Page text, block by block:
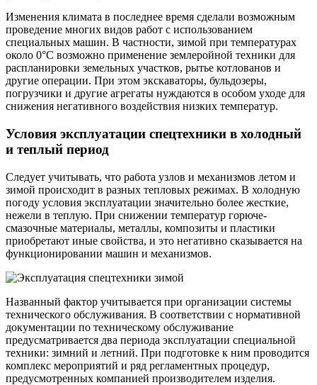
Изменения климата в последнее время сделали возможным
проведение многих видов работ с использованием
специальных машин. В частности, зимой при температурах
около 0°C возможно применение землеройной техники для
распланировки земельных участков, рытье котлованов и
другие операции. При этом экскаваторы, бульдозеры,
погрузчики и другие агрегаты нуждаются в особом уходе для
снижения негативного воздействия низких температур.
Условия эксплуатации спецтехники в холодный
и теплый период
Следует учитывать, что работа узлов и механизмов летом и
зимой происходит в разных тепловых режимах. В холодную
погоду условия эксплуатации значительно более жесткие,
нежели в теплую. При снижении температур горюче-
смазочные материалы, металлы, композиты и пластики
приобретают иные свойства, и это негативно сказывается на
функционировании машин и механизмов.
Названный фактор учитывается при организации системы
технического обслуживания. В соответствии с нормативной
документации по техническому обслуживание
предусматривается два периода эксплуатации специальной
техники: зимний и летний. При подготовке к ним проводится
комплекс мероприятий и ряд регламентных процедур,
предусмотренных компанией производителем изделия.